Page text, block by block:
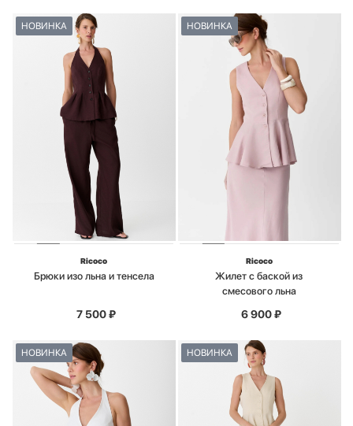
НОВИНКА
Ricoco
Брюки изо льна и тенсела
7 500₽
НОВИНКА
Ricoco
Жилет с баской из
смесового льна
6 900₽
НОВИНКА НОВИНКА